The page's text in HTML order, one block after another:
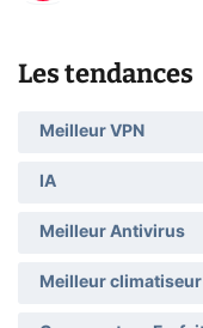
Les tendances
Meilleur VPN
IA
Meilleur Antivirus
Meilleur climatiseur